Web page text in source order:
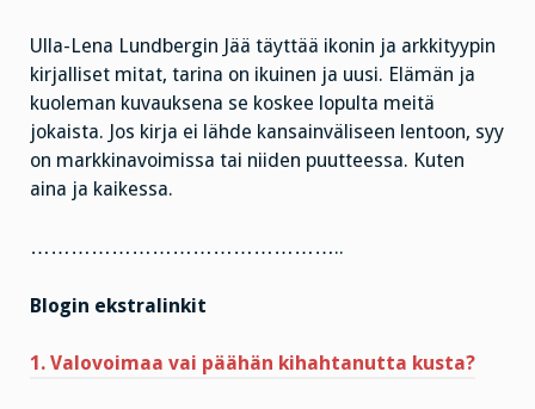
Ulla-Lena Lundbergin Jää täyttää ikonin ja arkkityypin
kirjalliset mitat, tarina on ikuinen ja uusi. Elämän ja
kuoleman kuvauksena se koskee lopulta meitä
jokaista. Jos kirja ei lähde kansainväliseen lentoon, syy
on markkinavoimissa tai niiden puutteessa. Kuten
aina ja kaikessa.
………………………………………..
Blogin ekstralinkit
1. Valovoimaa vai päähän kihahtanutta kusta?